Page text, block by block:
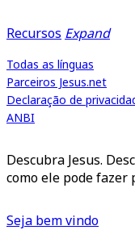
Recursos Expand
Todas as línguas
Parceiros Jesus.net
Declaração de
ANBI
Descubra Jesus.
como ele pode fazer
Seja bem vindo